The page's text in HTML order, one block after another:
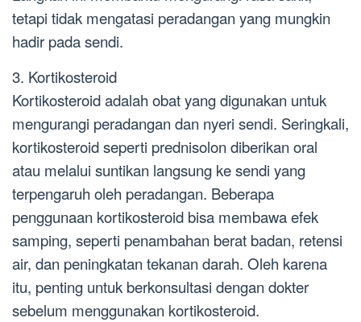
tetapi tidak mengatasi peradangan yang mungkin
hadir pada sendi.
3. Kortikosteroid
Kortikosteroid adalah obat yang digunakan untuk
mengurangi peradangan dan nyeri sendi. Seringkali,
kortikosteroid seperti prednisolon diberikan oral
atau melalui suntikan langsung ke sendi yang
terpengaruh oleh peradangan. Beberapa
penggunaan kortikosteroid bisa membawa efek
samping, seperti penambahan berat badan, retensi
air, dan peningkatan tekanan darah. Oleh karena
itu, penting untuk berkonsultasi dengan dokter
sebelum menggunakan kortikosteroid.